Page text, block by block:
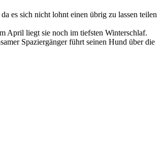
es sich nicht lohnt einen übrig zu lassen teilen
April liegt sie noch im tiefsten Winterschlaf.
Spaziergänger führt seinen Hund über die